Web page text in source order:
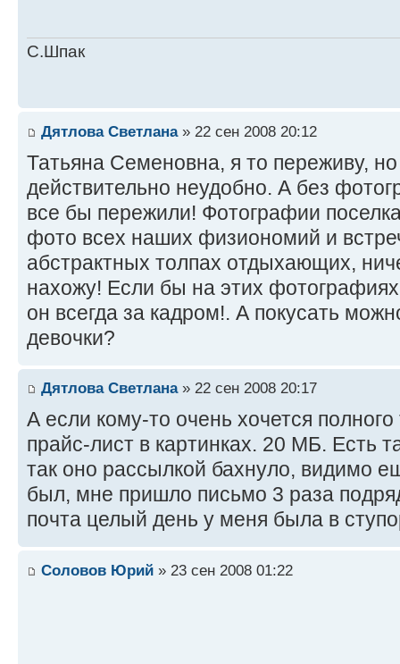
С.Шпак
Дятлова Светлана» 22 сен 2008 20:12
Татьяна Семеновна, я то переживу,
действительно неудобно. А без
все бы пережили! Фотографии
фото всех наших физиономий и
абстрактных толпах отдыхающих,
нахожу! Если бы на этих
он всегда за кадром!. А покусать
девочки?
Дятлова Светлана» 22 сен 2008 20:17
А если кому-то очень хочется
прайс-лист в картинках. 20 МБ. Есть
так оно рассылкой бахнуло, видимо
был, мне пришло письмо 3 раза
почта целый день у меня была в
Соловов Юрий » 23 сен 2008 01:22